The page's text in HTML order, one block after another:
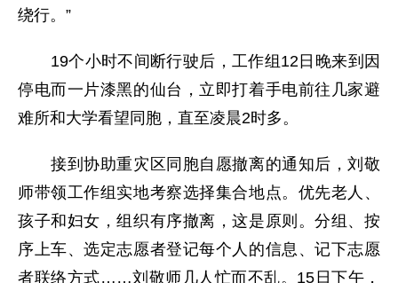
绕行。”
19个小时不间断行驶后，工作组12日晚来到因
停电而一片漆黑的仙台，立即打着手电前往几家避
难所和大学看望同胞，直至凌晨2时多。
接到协助重灾区同胞自愿撤离的通知后，刘敬
师带领工作组实地考察选择集合地点。优先老人、
孩子和妇女，组织有序撤离，这是原则。分组、按
序上车、选定志愿者登记每个人的信息、记下志愿
者联络方式……刘敬师几人忙而不乱。15日下午，